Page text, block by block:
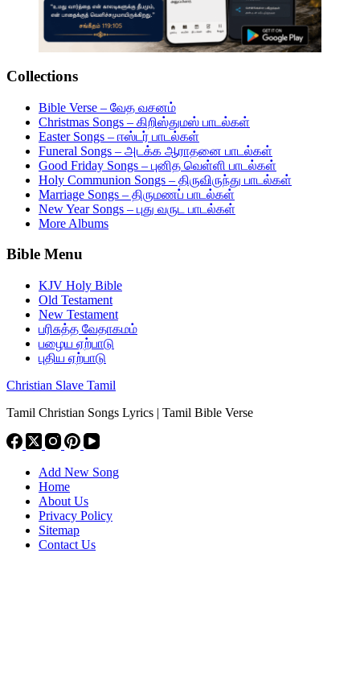
Collections
Bible Verse – வேத வசனம்
Christmas Songs – கிறிஸ்துமஸ் பாடல்கள்
Easter Songs – ஈஸ்டர் பாடல்கள்
Funeral Songs – அடக்க ஆராதனை பாடல்கள்
Good Friday Songs – புனித வெள்ளி பாடல்கள்
Holy Communion Songs – திருவிருந்து பாடல்கள்
Marriage Songs – திருமணப் பாடல்கள்
New Year Songs – புது வருட பாடல்கள்
More Albums
Bible Menu
KJV Holy Bible
Old Testament
New Testament
பரிசுத்த வேதாகமம்
பழைய ஏற்பாடு
புதிய ஏற்பாடு
Christian Slave Tamil
Tamil Christian Songs Lyrics | Tamil Bible Verse
Add New Song
Home
About Us
Privacy Policy
Sitemap
Contact Us